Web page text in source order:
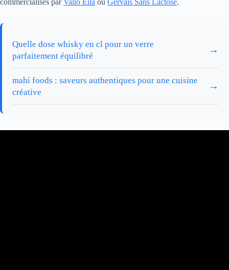
commercialisés parValio Eila ou Gervais Sans Lactose.
Quelle dose whisky en cl pour un verre
parfaitement équilibré
→
mahi foods : saveurs authentiques pour une cuisine
créative
→